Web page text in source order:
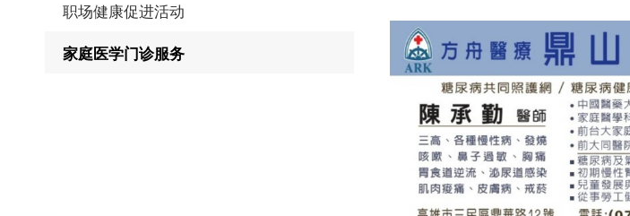
职场健康促进活动
家庭医学门诊服务